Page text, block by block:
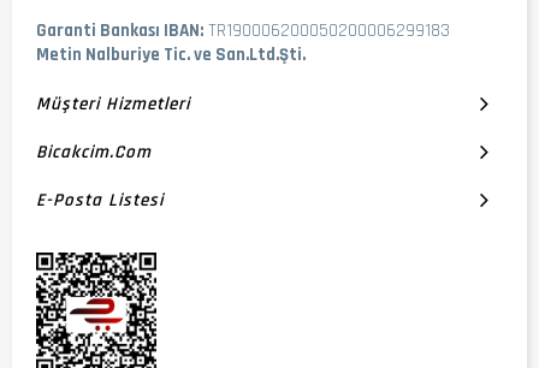
Garanti Bankası IBAN: TR190006200050200006299183
Metin Nalburiye Tic. ve San.Ltd.Şti.
Müşteri Hizmetleri
Bicakcim.com
E-Posta Listesi